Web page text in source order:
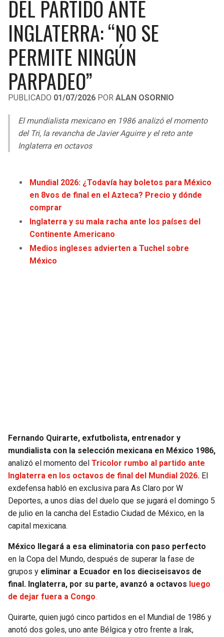
LIGA DE EXPANSIÓN MX
LEAGUES CUP
UEFA EUROPA LEAGUE
UEFA CONFERENCE LEAGUE
MLS
COPA LIBERTADORES
COPA SUDAMERICANA
LIGA BETPLAY
OTRAS LIGAS
RAIDERS
CHARGERS
RAVENS
BROWNS
TEXANS
COLTS
JAGUARS
TITANS
49ERS
PACKERS
VIKINGS
FALCONS
PANTHERS
CAVALIERS
PISTONS
PACERS
HAWKS
HEAT
MAGIC
WIZARDS
WARRIORS
GRIZZLIES
TIMBERWOLVES
THUNDER
TRAIL BLAZERS
JAZZ
DEL PARTIDO ANTE
INGLATERRA: “NO SE
PERMITE NINGÚN
PARPADEO”
PUBLICADO 01/07/2026 POR ALAN OSORNIO
El mundialista mexicano en 1986 analizó el momento
del Tri, la revancha de Javier Aguirre y el reto ante
Inglaterra en octavos
Mundial 2026: ¿Todavía hay boletos para México
en 8vos de final en el Azteca? Precio y dónde
comprar
Inglaterra y su mala racha ante los países del
Continente Americano
Medios ingleses advierten a Tuchel sobre
México
Fernando Quirarte, exfutbolista, entrenador y
mundialista con la selección mexicana en México 1986,
analizó el momento del Tricolor rumbo al partido ante
Inglaterra en los octavos de final del Mundial 2026. El
exdefensa habló en exclusiva para As Claro por W
Deportes, a unos días del duelo que se jugará el domingo 5
de julio en la cancha del Estadio Ciudad de México, en la
capital mexicana.
México llegará a esa eliminatoria con paso perfecto
en la Copa del Mundo, después de superar la fase de
grupos y eliminar a Ecuador en los dieciseisavos de
final. Inglaterra, por su parte, avanzó a octavos luego
de dejar fuera a Congo.
Quirarte, quien jugó cinco partidos en el Mundial de 1986 y
anotó dos goles, uno ante Bélgica y otro frente a Irak,